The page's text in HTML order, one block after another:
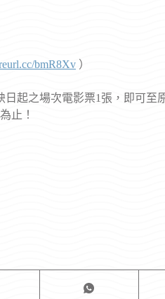
bmR8Xv ）
起之場次電影票1張，即可至
止！